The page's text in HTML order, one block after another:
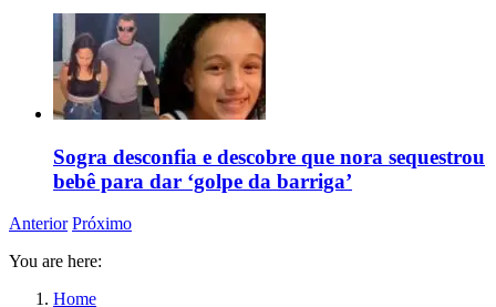
Sogra desconfia e descobre que nora sequestrou
bebê para dar ‘golpe da barriga’
Anterior Próximo
You are here:
Home